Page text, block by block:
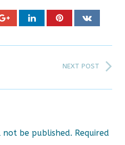
NEXT POST
not be published. Required